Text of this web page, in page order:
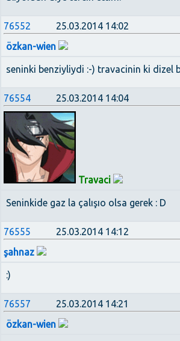
76552
25.03.2014 14:02
özkan-wien
seninki benziyliydi :-) travacinin ki dizel
76554 25.03.2014 14:04
Travaci
Seninkide gaz la çalışıo olsa gerek : D
76555
25.03.2014 14:12
şahnaz
:)
76557
25.03.2014 14:21
özkan-wien